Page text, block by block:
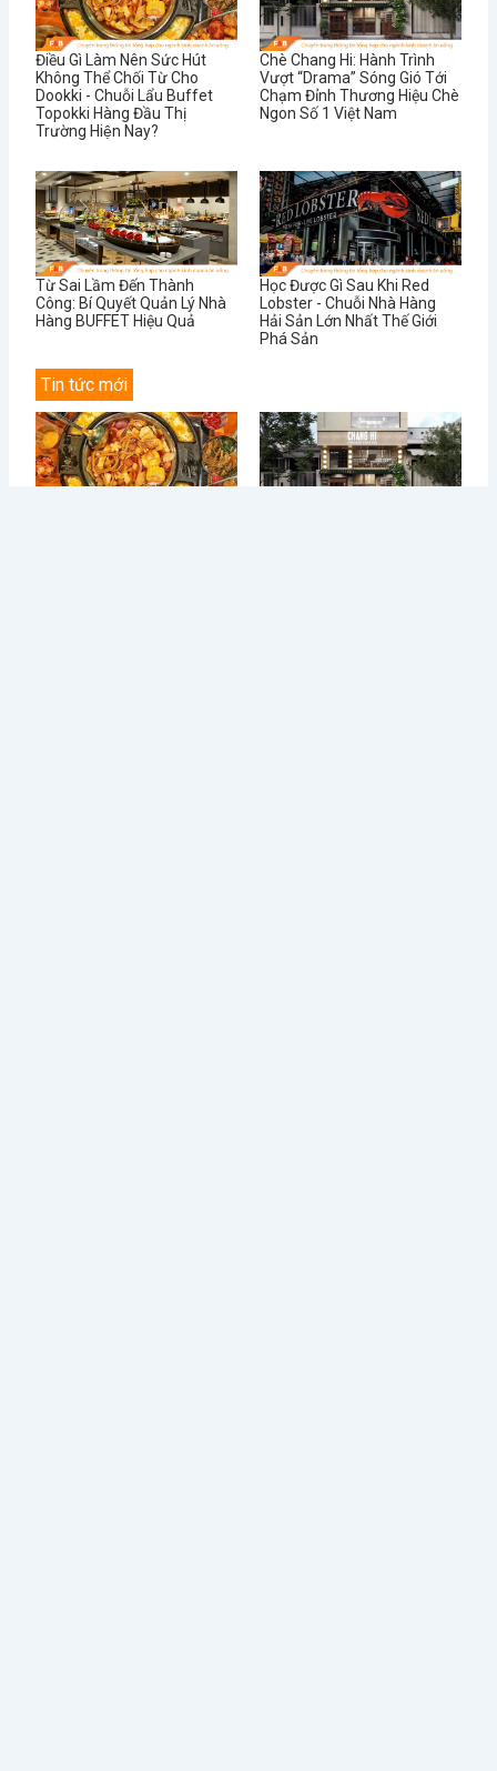
Điều Gì Làm Nên Sức Hút
Không Thể Chối Từ Cho
Dookki - Chuỗi Lẩu Buffet
Topokki Hàng Đầu Thị
Trường Hiện Nay?
Chè Chang Hi: Hành Trình
Vượt “Drama” Sóng Gió Tới
Chạm Đỉnh Thương Hiệu Chè
Ngon Số 1 Việt Nam
Từ Sai Lầm Đến Thành
Công: Bí Quyết Quản Lý Nhà
Hàng BUFFET Hiệu Quả
Học Được Gì Sau Khi Red
Lobster - Chuỗi Nhà Hàng
Hải Sản Lớn Nhất Thế Giới
Phá Sản
Tin tức mới